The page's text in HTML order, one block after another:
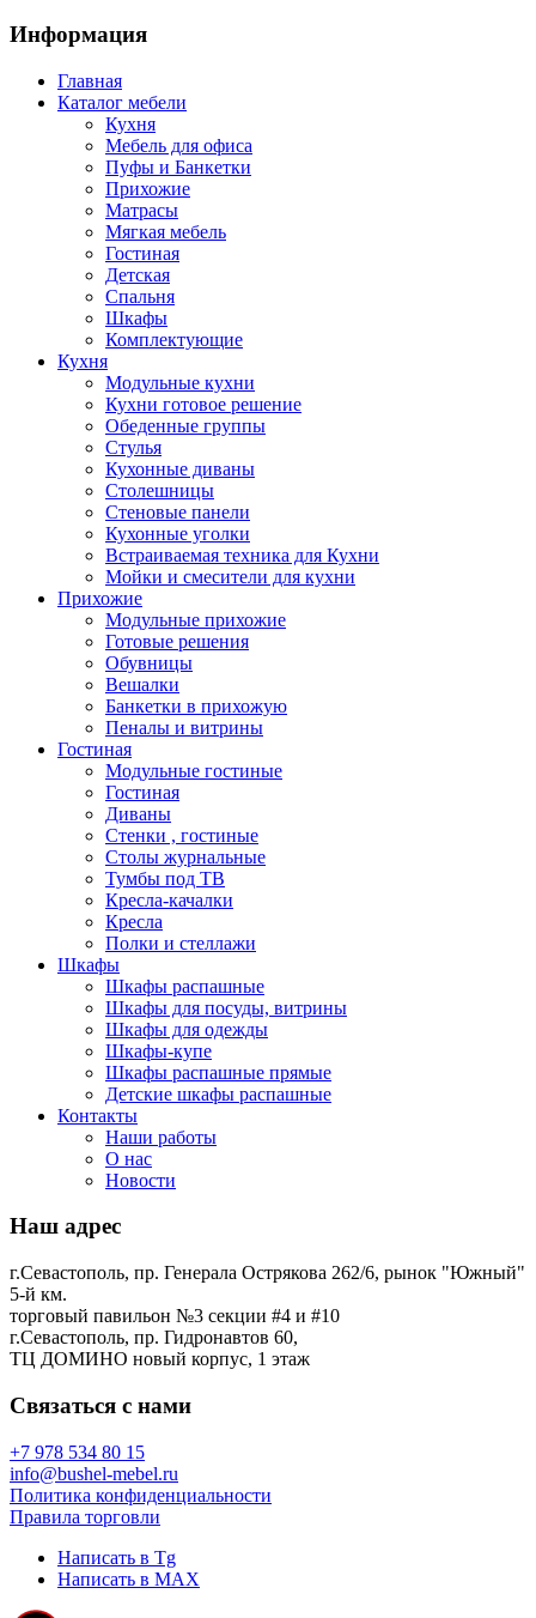
Информация
Главная
Каталог мебели
Кухня
Мебель для офиса
Пуфы и Банкетки
Прихожие
Матрасы
Мягкая мебель
Гостиная
Детская
Спальня
Шкафы
Комплектующие
Кухня
Модульные кухни
Кухни готовое решение
Обеденные группы
Стулья
Кухонные диваны
Столешницы
Стеновые панели
Кухонные уголки
Встраиваемая техника для Кухни
Мойки и смесители для кухни
Прихожие
Модульные прихожие
Готовые решения
Обувницы
Вешалки
Банкетки в прихожую
Пеналы и витрины
Гостиная
Модульные гостиные
Гостиная
Диваны
Стенки , гостиные
Столы журнальные
Тумбы под ТВ
Кресла-качалки
Кресла
Полки и стеллажи
Шкафы
Шкафы распашные
Шкафы для посуды, витрины
Шкафы для одежды
Шкафы-купе
Шкафы распашные прямые
Детские шкафы распашные
Контакты
Наши работы
О нас
Новости
Наш адрес
г.Севастополь, пр. Генерала Острякова 262/6, рынок "Южный"
5-й км.
торговый павильон №3 секции #4 и #10
г.Севастополь, пр. Гидронавтов 60,
ТЦ ДОМИНО новый корпус, 1 этаж
Связаться с нами
+7 978 534 80 15
info@bushel-mebel.ru
Политика конфиденциальности
Правила торговли
Написать в Tg
Написать в MAX